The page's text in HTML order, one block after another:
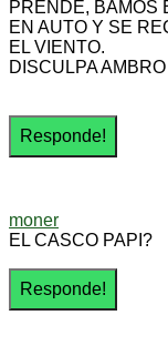
PRENDE, BAMOS
EN AUTO Y SE
EL VIENTO.
DISCULPA
moner
EL CASCO PAPI?